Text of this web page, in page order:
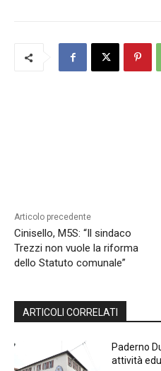
Articolo precedente
Cinisello, M5S: “Il sindaco
Trezzi non vuole la riforma
dello Statuto comunale”
ARTICOLI CORRELATI
Paderno
attività